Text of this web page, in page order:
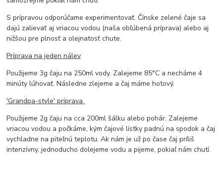
S prípravou odporúčame experimentovať. Čínske zelené čaje sa
dajú zalievať aj vriacou vodou (naša obľúbená príprava) alebo aj
nižšou pre plnosť a olejnatosť chute.
Príprava na jeden nálev
Použijeme 3g čaju na 250ml vody. Zalejeme 85°C a necháme 4
minúty lúhovať. Následne zlejeme a čaj máme hotový.
'Grandpa-style' príprava
Použijeme 2g čaju na cca 200ml šálku alebo pohár. Zalejeme
vriacou vodou a počkáme, kým čajové lístky padnú na spodok a čaj
vychladne na piteľnú teplotu. Ak nám je už po čase čaj príliš
intenzívny, jednoducho dolejeme vodu a pijeme, pokiaľ nám chutí.